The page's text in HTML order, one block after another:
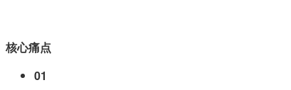
核心痛点
01